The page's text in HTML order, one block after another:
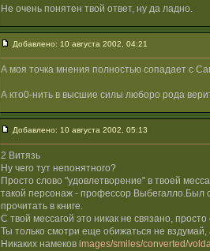
Не очень понятен твой ответ, ну да ладно.
Добавлено: 10 августа 2002, 04:21
А моя точка мнения полностью сопадает с
А кто0-нить в высшие силы люборо рода
Добавлено: 10 августа 2002, 05:13
2 Витязь
Ну чего тут непонятного?
Просто слово "удовлетворение" в твоей
такой персонаж - профессор Выбегалло.Был
прочитать в книге.
С твой мессагой это никак не связано,
Ты только смотри еще обижаться не
Никаких намеков images/smiles/converted/